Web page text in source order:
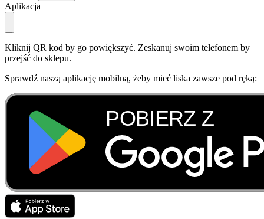
Aplikacja
Kliknij QR kod by go powiększyć. Zeskanuj swoim telefonem by
przejść do sklepu.
Sprawdź naszą aplikację mobilną, żeby mieć liska zawsze pod ręką: